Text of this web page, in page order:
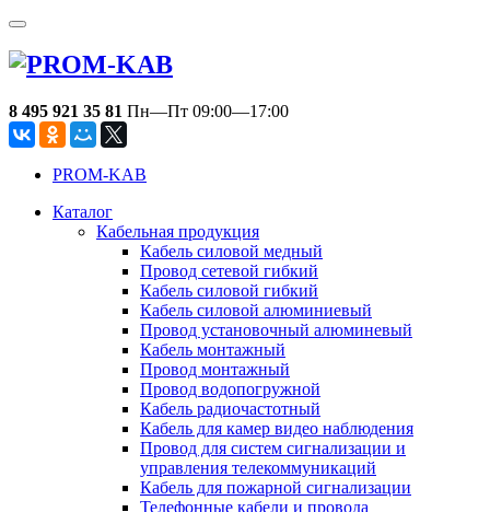
8 495 921 35 81 Пн—Пт 09:00—17:00
PROM-KAB
Каталог
Кабельная продукция
Кабель силовой медный
Провод сетевой гибкий
Кабель силовой гибкий
Кабель силовой алюминиевый
Провод установочный алюминевый
Кабель монтажный
Провод монтажный
Провод водопогружной
Кабель радиочастотный
Кабель для камер видео наблюдения
Провод для систем сигнализации и
управления телекоммуникаций
Кабель для пожарной сигнализации
Телефонные кабели и провода